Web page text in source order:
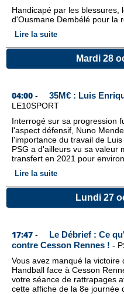
Handicapé par les blessures,
d'Ousmane Dembélé pour la
Lire la suite
Mardi 28
04:00 - 35M€ : Luis
LE10SPORT
Interrogé sur sa progression
l'aspect défensif, Nuno
l'importance du travail de
PSG a d'ailleurs vu sa valeur
transfert en 2021 pour
Lire la suite
Lundi 27
17:47 -
Le Débrief : Ce
contre Cesson Rennes ! -
Vous avez manqué la victoire
Handball face à Cesson
votre séance de rattrapages
cette affiche de la 8e journée